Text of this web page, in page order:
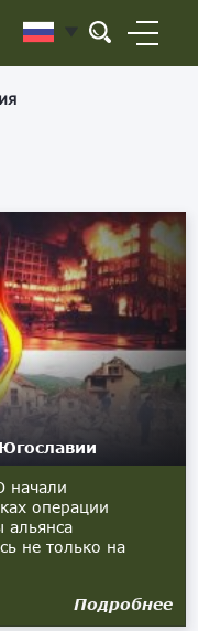
начали
операции
альянса
не только на
Подробнее